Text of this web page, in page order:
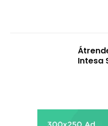
Intesa